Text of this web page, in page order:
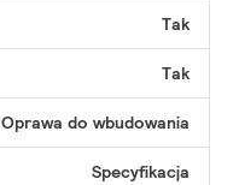
Tak
Tak
Oprawa do wbudowania
Specyfikacja